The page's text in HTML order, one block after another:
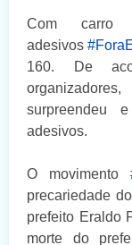
Com
adesivos
160. De
surpreendeu
adesivos.
O movimento
precariedade
prefeito Eraldo
morte do